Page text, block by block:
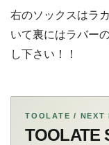
右のソックスはラ
いて裏にはラバー
し下さい！！
TOOLATE / NEXT
TOOLATE